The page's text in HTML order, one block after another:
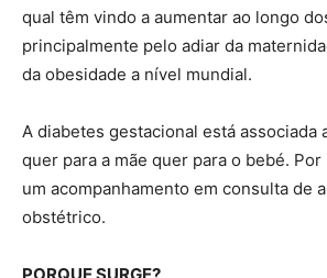
qual têm vindo a aumentar ao longo
principalmente pelo adiar da
da obesidade a nível mundial.
A diabetes gestacional está associada
quer para a mãe quer para o bebé.
um acompanhamento em consulta de
obstétrico.
PORQUE SURGE?